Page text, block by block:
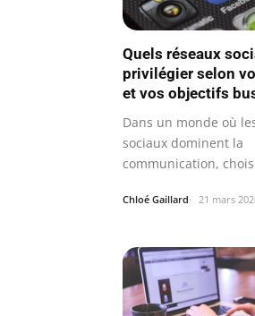
Quels réseaux
privilégier selon
et vos objectifs
Dans un monde où
sociaux dominent la
communication,
Chloé Gaillard 21 mars